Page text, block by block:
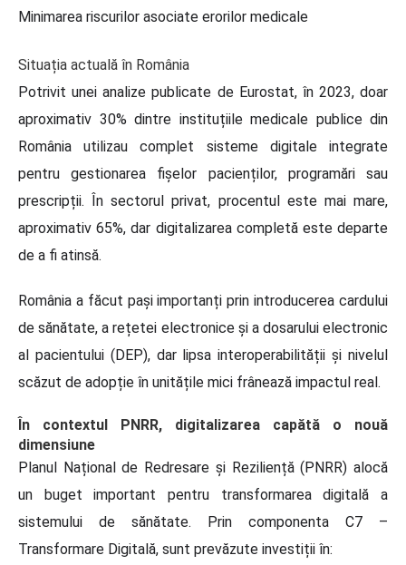
Minimarea riscurilor asociate erorilor medicale
Situația actuală în România
Potrivit unei analize publicate de Eurostat, în 2023, doar
aproximativ 30% dintre instituțiile medicale publice din
România utilizau complet sisteme digitale integrate
pentru gestionarea fișelor pacienților, programări sau
prescripții. În sectorul privat, procentul este mai mare,
aproximativ 65%, dar digitalizarea completă este departe
de a fi atinsă.
România a făcut pași importanți prin introducerea cardului
de sănătate, a rețetei electronice și a dosarului electronic
al pacientului (DEP), dar lipsa interoperabilității și nivelul
scăzut de adopție în unitățile mici frânează impactul real.
În contextul PNRR, digitalizarea capătă o nouă
dimensiune
Planul Național de Redresare și Reziliență (PNRR) alocă
un buget important pentru transformarea digitală a
sistemului de sănătate. Prin componenta C7 –
Transformare Digitală, sunt prevăzute investiții în: